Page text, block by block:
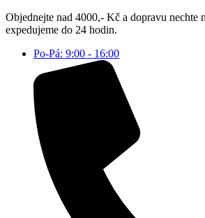
Přejít
k
Objednejte nad 4000,- Kč a dopravu nechte
expedujeme do 24 hodin.
Po-Pá: 9:00 - 16:00